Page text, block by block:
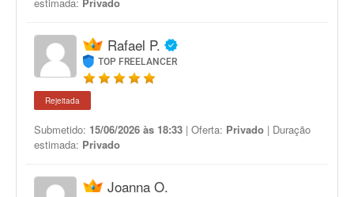
Rafael P.
TOP FREELANCER
Rejeitada
Submetido: 15/06/2026 às 18:33 | Oferta: Privado | Duração
estimada: Privado
Joanna O.